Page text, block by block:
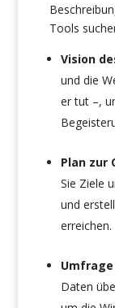
Tools
Vision
und die
er tut –,
Plan zur
Sie Ziele
und
erreichen.
Umfrage
Daten